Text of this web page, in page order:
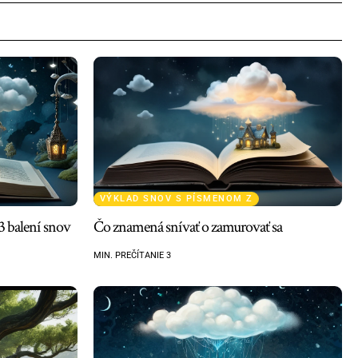
balení snov
VÝKLAD SNOV S PÍSMENOM Z
Čo znamená snívať o zamurovať sa
MIN. PREČÍTANIE 3